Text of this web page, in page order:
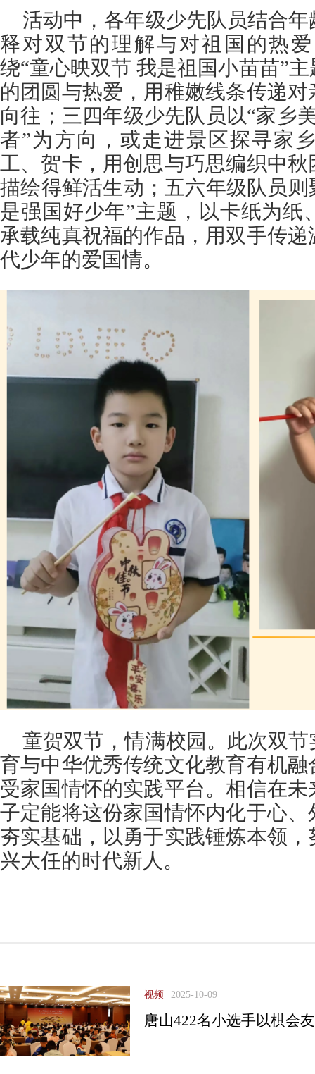
活动中，各年级少先队员结合
释对双节的理解与对祖国的热
绕“童心映双节 我是祖国小苗苗”
的团圆与热爱，用稚嫩线条传递
向往；三四年级少先队员以“家乡
者”为方向，或走进景区探寻家
工、贺卡，用创思与巧思编织中
描绘得鲜活生动；五六年级队员
是强国好少年”主题，以卡纸为纸
承载纯真祝福的作品，用双手传
代少年的爱国情。
童贺双节，情满校园。此次双
育与中华优秀传统文化教育有机
受家国情怀的实践平台。相信在
子定能将这份家国情怀内化于心
夯实基础，以勇于实践锤炼本领
兴大任的时代新人。
视频 2025-10-09
唐山422名小选手以棋会